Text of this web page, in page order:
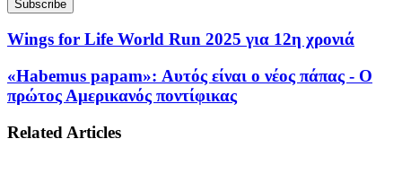
Wings for Life World Run 2025 για 12η χρονιά
«Habemus papam»: Αυτός είναι ο νέος πάπας - Ο
πρώτος Αμερικανός ποντίφικας
Related Articles